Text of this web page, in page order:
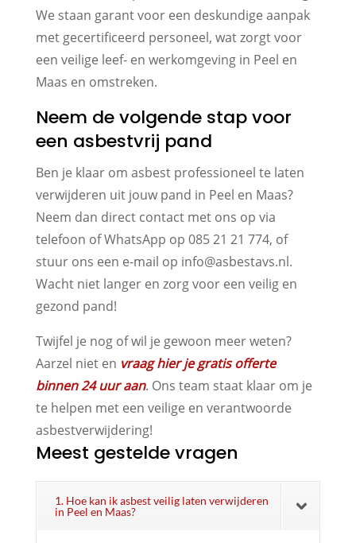
We staan garant voor een deskundige aanpak
met gecertificeerd personeel, wat zorgt voor
een veilige leef- en werkomgeving in Peel en
Maas en omstreken.
Neem de volgende stap voor
een asbestvrij pand
Ben je klaar om asbest professioneel te laten
verwijderen uit jouw pand in Peel en Maas?
Neem dan direct contact met ons op via
telefoon of WhatsApp op 085 21 21 774, of
stuur ons een e-mail op info@asbestavs.nl.
Wacht niet langer en zorg voor een veilig en
gezond pand!
Twijfel je nog of wil je gewoon meer weten?
Aarzel niet en vraag hier je gratis offerte
binnen 24 uur aan. Ons team staat klaar om je
te helpen met een veilige en verantwoorde
asbestverwijdering!
Meest gestelde vragen
1. Hoe kan ik asbest veilig laten verwijderen
in Peel en Maas?